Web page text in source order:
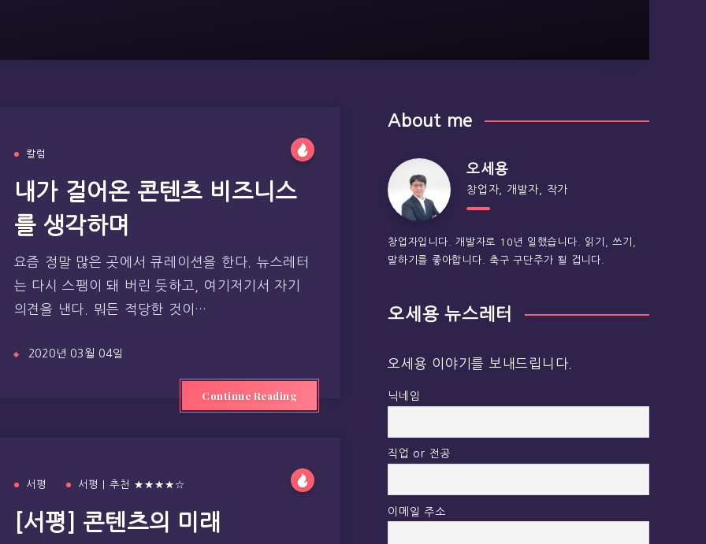
칼럼
내가 걸어온 콘텐츠 비즈니스
를 생각하며
요즘 정말 많은 곳에서 큐레이션을 한다. 뉴스레터
는 다시 스팸이 돼 버린 듯하고, 여기저기서 자기
의견을 낸다. 뭐든 적당한 것이…
2020년 03월 04일
Continue Reading
서평 서평 | 추천 ★★★★☆
[서평] 콘텐츠의 미래
About me
오세용
창업자, 개발자, 작가
창업자입니다. 개발자로 10년 일했습니다. 읽기, 쓰기,
말하기를 좋아합니다. 축구 구단주가 될 겁니다.
오세용 뉴스레터
오세용 이야기를 보내드립니다.
닉네임
직업 or 전공
이메일 주소